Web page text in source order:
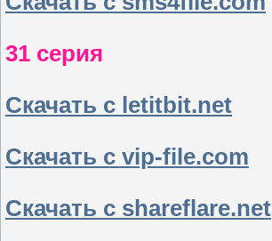
31 серия
Скачать с letitbit.net
Скачать с vip-file.com
Скачать с shareflare.net